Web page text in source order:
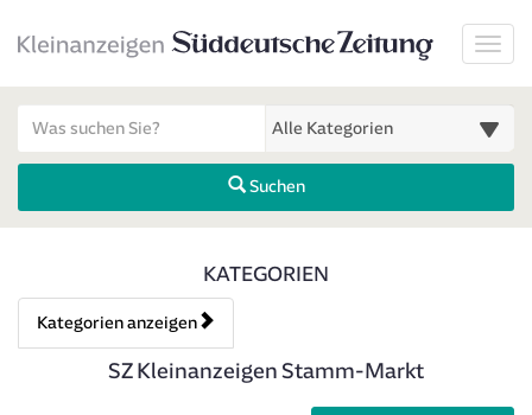
Suchen
Kategorien & Anzeigen
KATEGORIEN
Kategorien anzeigen
Bedienhinweis: Navigieren Sie mit Tab (Shift+Tab zurück).
Rubrik:
SZ Kleinanzeigen Stamm-Markt